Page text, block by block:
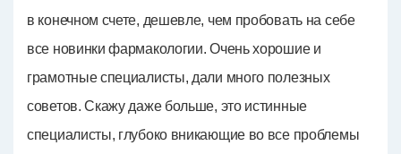
в конечном счете, дешевле, чем пробовать на себе
все новинки фармакологии. Очень хорошие и
грамотные специалисты, дали много полезных
советов. Скажу даже больше, это истинные
специалисты, глубоко вникающие во все проблемы